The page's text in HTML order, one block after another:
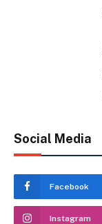
Social Media
Facebook
Instagram